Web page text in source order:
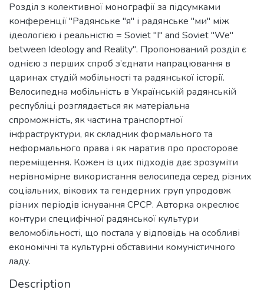
Розділ з колективної монографії за підсумками
конференції "Радянське "я" і радянське "ми" між
ідеологією і реальністю = Soviet "I" and Soviet "We"
between Ideology and Reality". Пропонований розділ є
однією з перших спроб з’єднати напрацювання в
царинах студій мобільності та радянської історії.
Велосипедна мобільність в Українській радянській
республіці розглядається як матеріальна
спроможність, як частина транспортної
інфраструктури, як складник формального та
неформального права і як наратив про просторове
переміщення. Кожен із цих підходів дає зрозуміти
нерівномірнe використання велосипеда серед різних
соціальних, вікових та гендерних груп упродовж
різних періодів існування СРСР. Авторка окреслює
контури специфічної радянської культури
веломобільності, що постала у відповідь на особливі
економічні та культурні обставини комуністичного
ладу.
Description